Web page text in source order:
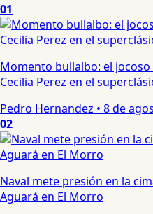
01
Momento bullalbo: el
Cecilia Perez en el
Pedro Hernandez • 8 de
02
Naval mete presión en la
Aguará en El Morro